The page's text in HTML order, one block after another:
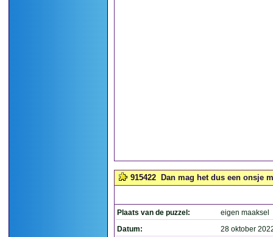
915422 Dan mag het dus een onsje
Plaats van de puzzel:
eigen maaksel
Datum:
28 oktober